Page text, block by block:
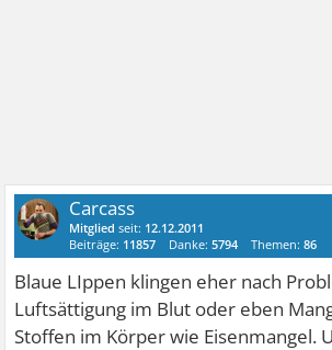
Carcass
Mitglied seit: 12.12.2011
Beiträge: 11857 Danke:5794 Themen:86
Blaue LIppen klingen eher nach
Luftsättigung im Blut oder eben
Stoffen im Körper wie Eisenmangel.